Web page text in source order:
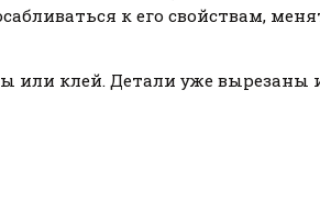
к его свойствам,
или клей. Детали уже вырезаны